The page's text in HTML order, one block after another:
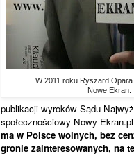
W 2011 roku Ryszard Opara
Nowe Ekran.
publikacji wyroków Sądu
społecznościowy Nowy
ma w Polsce wolnych, bez
gronie zainteresowanych, na